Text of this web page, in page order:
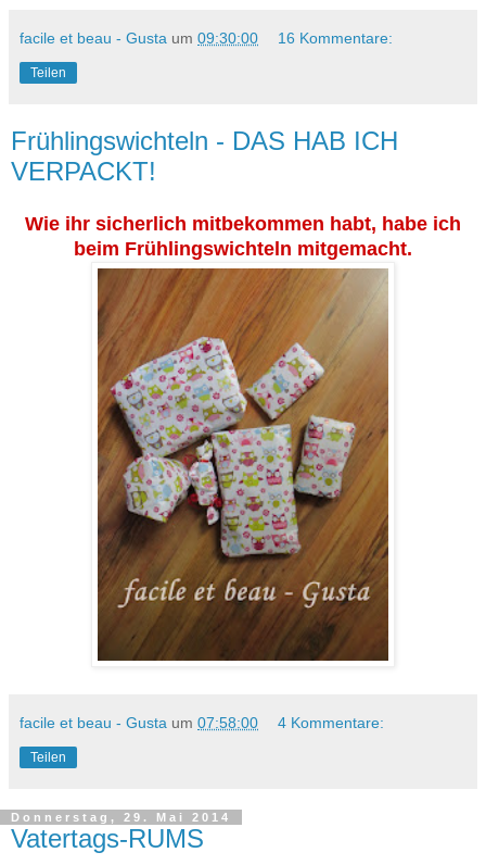
facile et beau - Gusta um 09:30:00 16 Kommentare:
Teilen
Frühlingswichteln - DAS HAB ICH
VERPACKT!
Wie ihr sicherlich mitbekommen habt, habe ich
beim Frühlingswichteln mitgemacht.
facile et beau - Gusta um 07:58:00 4 Kommentare:
Teilen
Donnerstag, 29. Mai 2014
Vatertags-RUMS